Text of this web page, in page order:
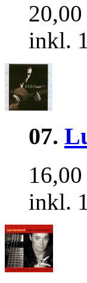
inkl.
07.
inkl.